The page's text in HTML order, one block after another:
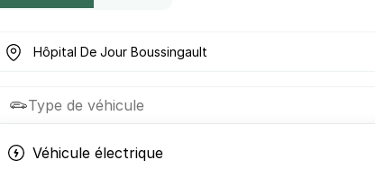
Où cherchez-vous un parking ?
Type de véhicule
Véhicule électrique